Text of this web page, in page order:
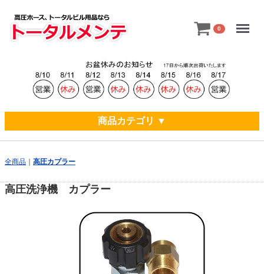
0
商品カテゴリ ▼
全商品 高圧カプラー
高圧洗浄機 カプラー